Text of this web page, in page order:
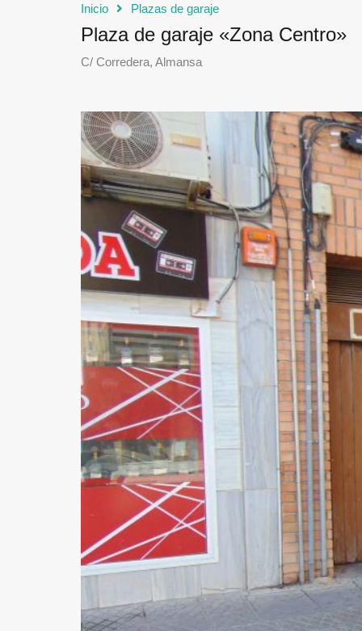
Inicio Plazas de garaje
Plaza de garaje «Zona Centro»
C/ Corredera, Almansa